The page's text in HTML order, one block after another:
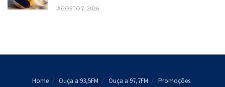
AGOSTO 7, 2026
Home Ouça a 93,5FM Ouça a 97,7FM Promoções